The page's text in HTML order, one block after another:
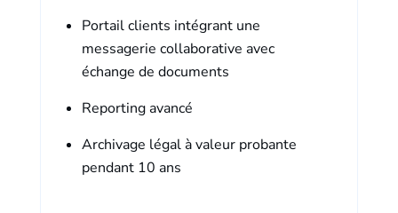
Portail clients intégrant une
messagerie collaborative avec
échange de documents
Reporting avancé
Archivage légal à valeur probante
pendant 10 ans